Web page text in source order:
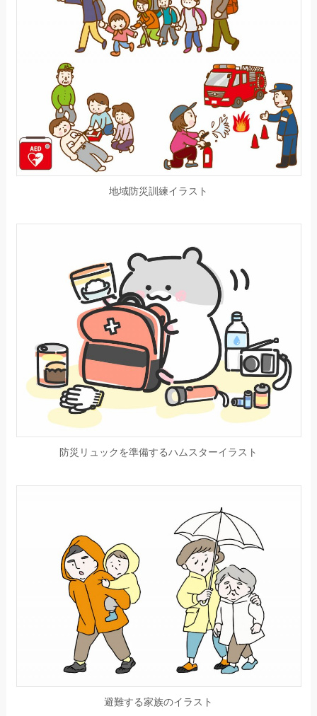
地域防災訓練イラスト
防災リュックを準備するハムスターイラスト
避難する家族のイラスト